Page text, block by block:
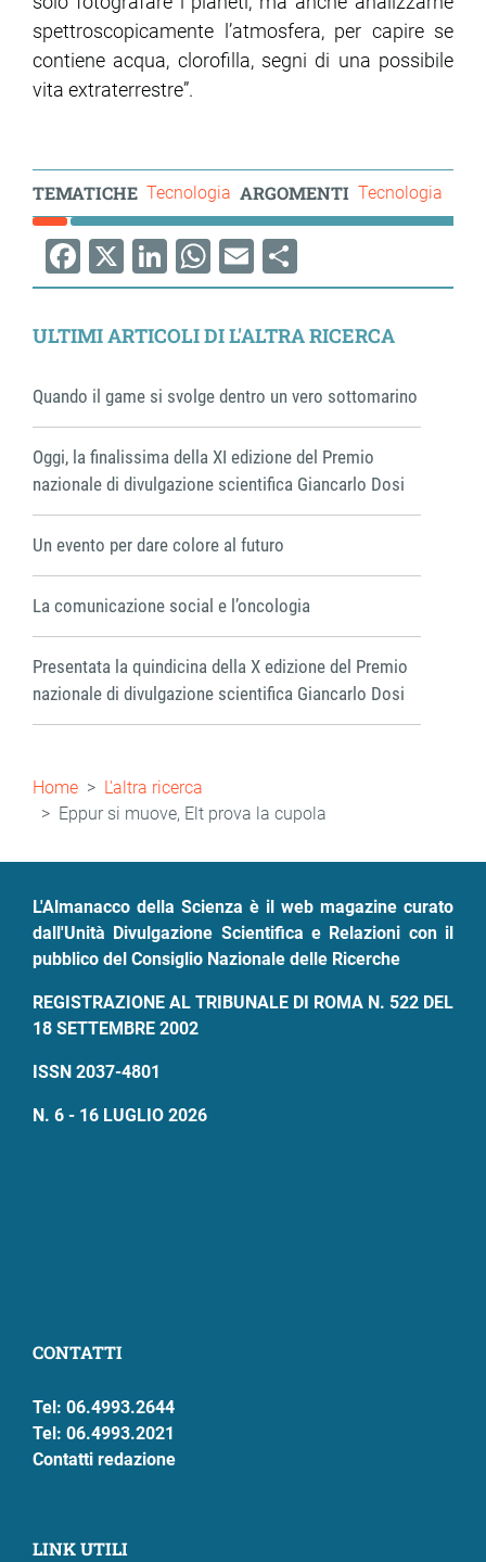
spettroscopicamente l’atmosfera, per capire se
contiene acqua, clorofilla, segni di una possibile
vita extraterrestre”.
TEMATICHE Tecnologia ARGOMENTI Tecnologia
Facebook
X LinkedIn
WhatsApp
EmailShare
ULTIMI ARTICOLI DI L'ALTRA RICERCA
Quando il game si svolge dentro un vero sottomarino
Oggi, la finalissima della XI edizione del Premio
nazionale di divulgazione scientifica Giancarlo Dosi
Un evento per dare colore al futuro
La comunicazione social e l’oncologia
Presentata la quindicina della X edizione del Premio
nazionale di divulgazione scientifica Giancarlo Dosi
Briciole
di
pane
Home
L'altra ricerca
Eppur si muove, Elt prova la cupola
L'Almanacco della Scienza è il web magazine curato
dall'Unità Divulgazione Scientifica e Relazioni con il
pubblico del Consiglio Nazionale delle Ricerche
REGISTRAZIONE AL TRIBUNALE DI ROMA N. 522 DEL
18 SETTEMBRE 2002
ISSN 2037-4801
N. 6 - 16 LUGLIO 2026
CONTATTI
Tel: 06.4993.2644
Tel: 06.4993.2021
Contatti redazione
LINK UTILI